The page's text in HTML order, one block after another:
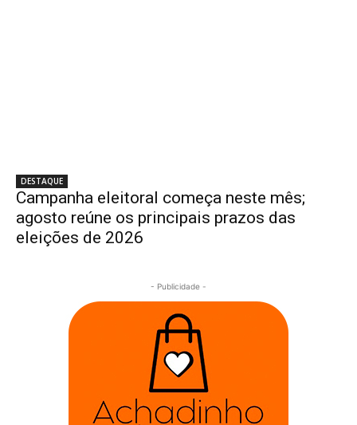
DESTAQUE
Campanha eleitoral começa neste mês;
agosto reúne os principais prazos das
eleições de 2026
- Publicidade -